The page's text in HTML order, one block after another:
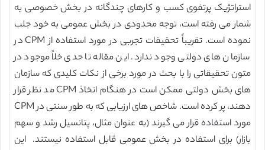
استراتژیک پرتفوی کسب و کارهای چندگانه در بخش خصوصی به
شمار می رفته است، توجه محدودی در بخش عمومی به خود جلب
نموده است. تقریباً تحقیقات تجربی در مورد استفاده از CPM در
سازمان های دولتی وجود ندارد. این مقاله تا حدی خلاً موجود در
متون تحقیقاتی را با بحث در مورد برخی از نکات کلیدی که سازمان
های بخش دولتی ممکن است در هنگام اتخاذ CPM مد نظر قرار
دهند، پر کرده است. شاخص های ارزیابی که به طور سنتی در CPM
مورد استفاده قرار می گیرند (به عنوان مثال، پتانسیل رشد و سهم
بازار) برای استفاده در بخش عمومی قابل استفاده نیستند. این